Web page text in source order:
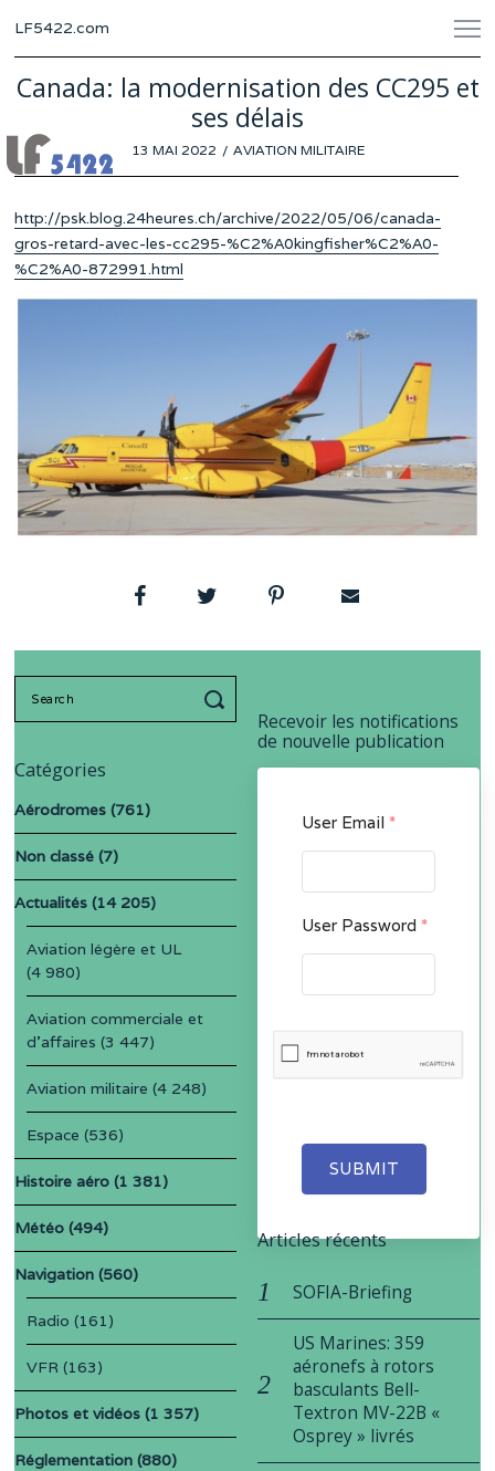
LF5422.com
Canada: la modernisation des CC295 et
ses délais
POSTED
13 MAI 2022 8 AVIATION MILITAIRE
http://psk.blog.24heures.ch/archive/2022/05/06/canada-
gros-retard-avec-les-cc295-%C2%A0kingfisher%C2%A0-
%C2%A0-872991.html
Recevoir les notifications
de nouvelle publication
User Email *
User Password *
SUBMIT
Catégories
Aérodromes (761)
Non classé (7)
Actualités (14 205)
Aviation légère et UL
(4 980)
Aviation commerciale et
d'affaires (3 447)
Aviation militaire (4 248)
Espace (536)
Histoire aéro (1 381)
Météo (494)
Navigation (560)
Radio (161)
VFR (163)
Photos et vidéos (1 357)
Réglementation (880)
Articles récents
SOFIA-Briefing
US Marines: 359
aéronefs à rotors
basculants Bell-
Textron MV-22B «
Osprey » livrés